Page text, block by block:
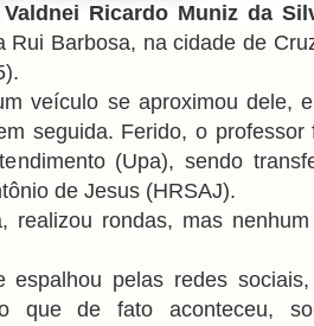
Valdnei Ricardo Muniz da
Rui Barbosa, na cidade de
veículo se aproximou dele,
seguida. Ferido, o professor
(Upa), sendo
de Jesus (HRSAJ).
realizou rondas, mas
pelas redes
que de fato aconteceu,